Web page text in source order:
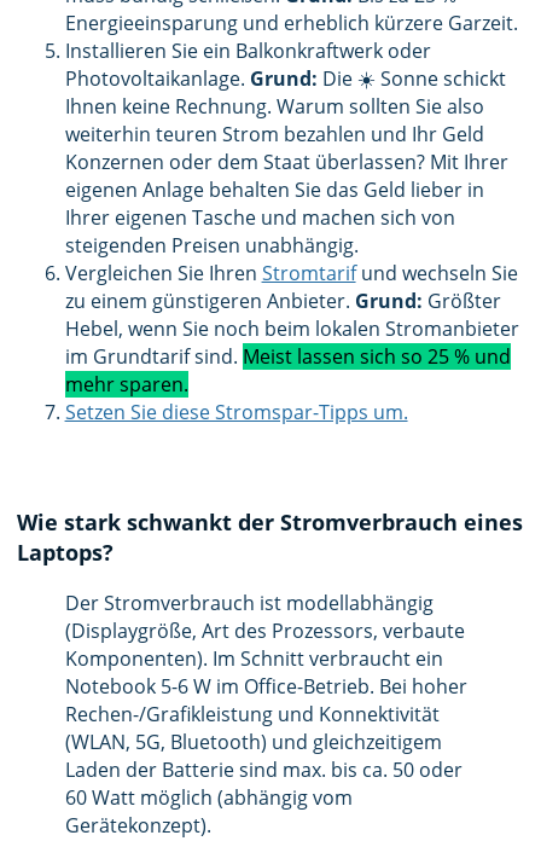
Energieeinsparung und erheblich kürzere Garzeit.
Installieren Sie ein Balkonkraftwerk oder
Photovoltaikanlage. Grund: Die ☀️ Sonne schickt
Ihnen keine Rechnung. Warum sollten Sie also
weiterhin teuren Strom bezahlen und Ihr Geld
Konzernen oder dem Staat überlassen? Mit Ihrer
eigenen Anlage behalten Sie das Geld lieber in
Ihrer eigenen Tasche und machen sich von
steigenden Preisen unabhängig.
Vergleichen Sie Ihren Stromtarifund wechseln Sie
zu einem günstigeren Anbieter. Grund: Größter
Hebel, wenn Sie noch beim lokalen Stromanbieter
im Grundtarif sind. Meist lassen sich so 25 % und
mehr sparen.
Setzen Sie diese Stromspar-Tipps um.
Wie stark schwankt der Stromverbrauch eines
Laptops?
Der Stromverbrauch ist modellabhängig
(Displaygröße, Art des Prozessors, verbaute
Komponenten). Im Schnitt verbraucht ein
Notebook 5-6 W im Office-Betrieb. Bei hoher
Rechen-/Grafikleistung und Konnektivität
(WLAN, 5G, Bluetooth) und gleichzeitigem
Laden der Batterie sind max. bis ca. 50 oder
60 Watt möglich (abhängig vom
Gerätekonzept).